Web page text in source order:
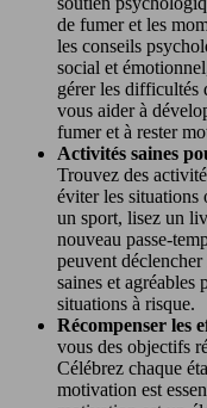
de fumer et les
les conseils
social et
gérer les difficultés
vous aider à
fumer et à rester
Activités saines
Trouvez des
éviter les situations
un sport, lisez un
nouveau passe-
peuvent
saines et agréables
situations à risque.
Récompenser les
vous des objectifs
Célébrez chaque
motivation est